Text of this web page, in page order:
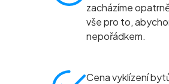
zacházíme
vše pro to,
nepořádkem.
Cena vyklízení